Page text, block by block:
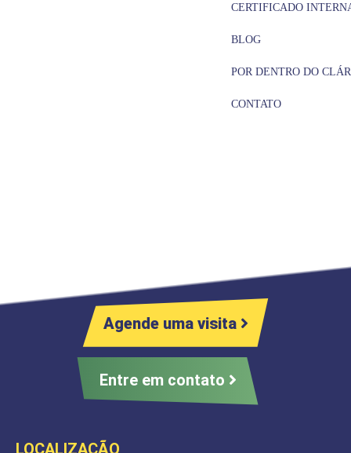
CERTIFICADO
BLOG
POR DENTRO DO
CONTATO
Agende uma visita
Entre em contato
LOCALIZAÇÃO